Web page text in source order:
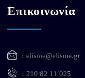
Επικοινωνία
elisme@elisme.gr
210 82 11 025